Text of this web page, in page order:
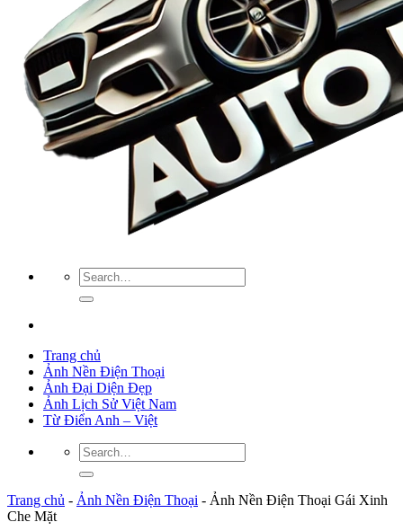
Trang chủ
Ảnh Nền Điện Thoại
Ảnh Đại Diện Đẹp
Ảnh Lịch Sử Việt Nam
Từ Điển Anh – Việt
Trang chủ - Ảnh Nền Điện Thoại - Ảnh Nền Điện Thoại Gái Xinh
Che Mặt